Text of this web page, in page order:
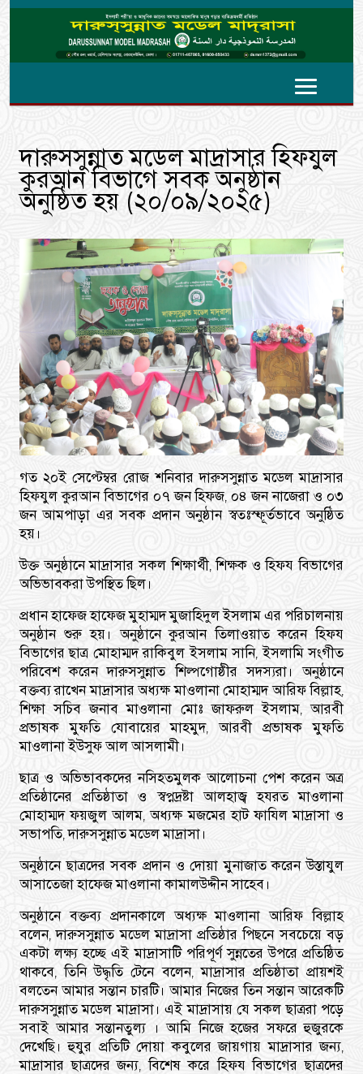
দারুসসুন্নাত মডেল মাদ্রাসার হিফযুল
কুরআন বিভাগে সবক অনুষ্ঠান
অনুষ্ঠিত হয় (২০/০৯/২০২৫)
গত ২০ই সেপ্টেম্বর রোজ শনিবার দারুসসুন্নাত মডেল মাদ্রাসার
হিফযুল কুরআন বিভাগের ০৭ জন হিফজ, ০৪ জন নাজেরা ও ০৩
জন আমপাড়া এর সবক প্রদান অনুষ্ঠান স্বতঃস্ফূর্তভাবে অনুষ্ঠিত
হয়।
উক্ত অনুষ্ঠানে মাদ্রাসার সকল শিক্ষার্থী, শিক্ষক ও হিফয বিভাগের
অভিভাবকরা উপস্থিত ছিল।
প্রধান হাফেজ হাফেজ মুহাম্মদ মুজাহিদুল ইসলাম এর পরিচালনায়
অনুষ্ঠান শুরু হয়। অনুষ্ঠানে কুরআন তিলাওয়াত করেন হিফয
বিভাগের ছাত্র মোহাম্মদ রাকিবুল ইসলাম সানি, ইসলামি সংগীত
পরিবেশ করেন দারুসসুন্নাত শিল্পগোষ্ঠীর সদস্যরা। অনুষ্ঠানে
বক্তব্য রাখেন মাদ্রাসার অধ্যক্ষ মাওলানা মোহাম্মদ আরিফ বিল্লাহ,
শিক্ষা সচিব জনাব মাওলানা মোঃ জাফরুল ইসলাম, আরবী
প্রভাষক মুফতি যোবায়ের মাহমুদ, আরবী প্রভাষক মুফতি
মাওলানা ইউসুফ আল আসলামী।
ছাত্র ও অভিভাবকদের নসিহতমুলক আলোচনা পেশ করেন অত্র
প্রতিষ্ঠানের প্রতিষ্ঠাতা ও স্বপ্নদ্রষ্টা আলহাজ্ব হযরত মাওলানা
মোহাম্মদ ফয়জুল আলম, অধ্যক্ষ মজমের হাট ফাযিল মাদ্রাসা ও
সভাপতি, দারুসসুন্নাত মডেল মাদ্রাসা।
অনুষ্ঠানে ছাত্রদের সবক প্রদান ও দোয়া মুনাজাত করেন উস্তাযুল
আসাতেজা হাফেজ মাওলানা কামালউদ্দীন সাহেব।
অনুষ্ঠানে বক্তব্য প্রদানকালে অধ্যক্ষ মাওলানা আরিফ বিল্লাহ
বলেন, দারুসসুন্নাত মডেল মাদ্রাসা প্রতিষ্ঠার পিছনে সবচেয়ে বড়
একটা লক্ষ্য হচ্ছে এই মাদ্রাসাটি পরিপূর্ণ সুন্নতের উপরে প্রতিষ্ঠিত
থাকবে, তিনি উদ্ধৃতি টেনে বলেন, মাদ্রাসার প্রতিষ্ঠাতা প্রায়শই
বলতেন আমার সন্তান চারটি। আমার নিজের তিন সন্তান আরেকটি
দারুসসুন্নাত মডেল মাদ্রাসা। এই মাদ্রাসায় যে সকল ছাত্ররা পড়ে
সবাই আমার সন্তানতুল্য । আমি নিজে হজের সফরে হুজুরকে
দেখেছি। হুযুর প্রতিটি দোয়া কবুলের জায়গায় মাদ্রাসার জন্য,
মাদ্রাসার ছাত্রদের জন্য, বিশেষ করে হিফয বিভাগের ছাত্রদের